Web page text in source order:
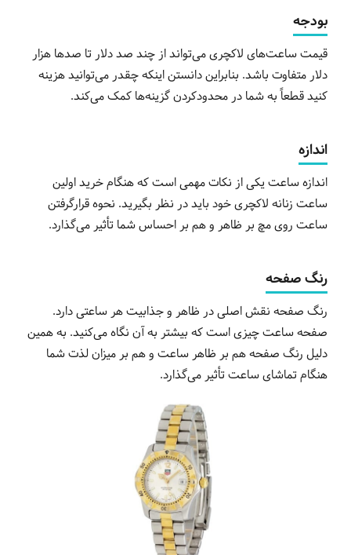
بودجه
قیمت ساعت‌های لاکچری می‌تواند از چند صد دلار تا صدها هزار
دلار متفاوت باشد. بنابراین دانستن اینکه چقدر می‌توانید هزینه
کنید قطعاً به شما در محدودکردن گزینه‌ها کمک می‌کند.
اندازه
اندازه ساعت یکی از نکات مهمی است که هنگام خرید اولین
ساعت زنانه لاکچری خود باید در نظر بگیرید. نحوه قرارگرفتن
ساعت روی مچ بر ظاهر و هم بر احساس شما تأثیر می‌گذارد.
رنگ صفحه
رنگ صفحه نقش اصلی در ظاهر و جذابیت هر ساعتی دارد.
صفحه ساعت چیزی است که بیشتر به آن نگاه می‌کنید. به همین
دلیل رنگ صفحه هم بر ظاهر ساعت و هم بر میزان لذت شما
هنگام تماشای ساعت تأثیر می‌گذارد.